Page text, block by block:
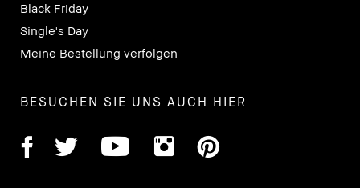
Black Friday
Single's Day
Meine Bestellung verfolgen
BESUCHEN SIE UNS AUCH HIER